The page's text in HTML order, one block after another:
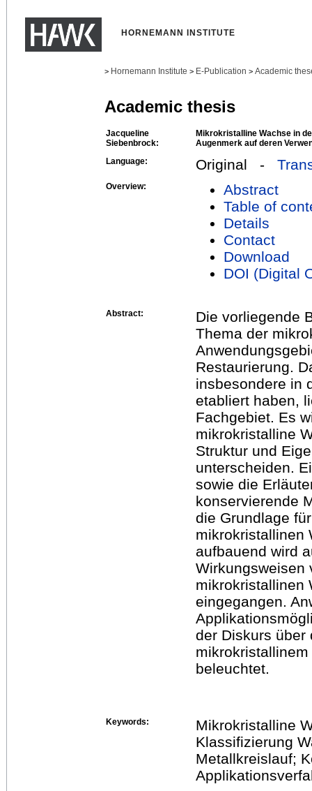
HORNEMANN INSTITUTE
> Hornemann Institute > E-Publication > Academic
Academic thesis
Jacqueline
Siebenbrock:
Mikrokristalline Wachse in
Augenmerk auf deren
Language:
Original -
Overview:
Abstract
Table of
Details
Contact
Download
DOI (Digital
Abstract:
Die vorliegende
Thema der
Restaurierung.
insbesondere in
etabliert haben,
Fachgebiet. Es
mikrokristalline
Struktur und
unterscheiden.
sowie die
konservierende
die Grundlage
mikrokristallinen
aufbauend wird
Wirkungsweisen
mikrokristallinen
eingegangen.
der Diskurs über
beleuchtet.
Keywords:
Mikrokristalline
Klassifizierung
Metallkreislauf;